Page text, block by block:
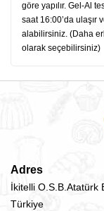
göre yapılır. Gel-Al
saat 16:00’da ulaşır
alabilirsiniz. (Daha
olarak seçebilirsiniz)
Adres
İkitelli O.S.B.Atatürk
Türkiye